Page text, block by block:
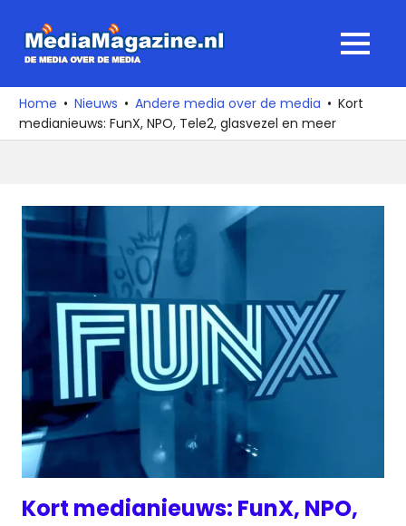
naar
media
over
de
MENU
Home Nieuws Andere media over de media
Kort
medianieuws: FunX, NPO, Tele2, glasvezel en meer
Kort medianieuws: FunX, NPO,